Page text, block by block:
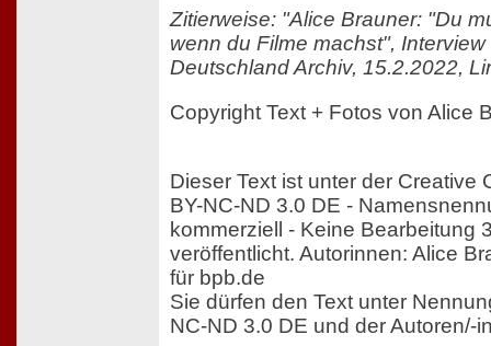
Zitierweise: "Alice Brauner: "Du
wenn du Filme machst",
Deutschland Archiv, 15.2.2022,
Copyright Text + Fotos von Alice
Dieser Text ist unter der Creative
BY-NC-ND 3.0 DE -
kommerziell - Keine Bearbeitung
veröffentlicht. Autorinnen: Alice
für bpb.de
Sie dürfen den Text unter
NC-ND 3.0 DE und der Autoren/-